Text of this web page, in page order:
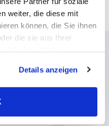
weiter, die diese mit
können, die Sie ihnen
die sie aus Ihrer
haben. Weitere
Details anzeigen